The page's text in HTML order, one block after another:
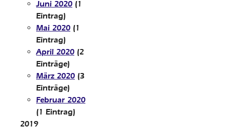
Juni 2020 (1
Eintrag)
Mai 2020 (1
Eintrag)
April 2020 (2
Einträge)
März 2020 (3
Einträge)
Februar 2020
(1 Eintrag)
2019